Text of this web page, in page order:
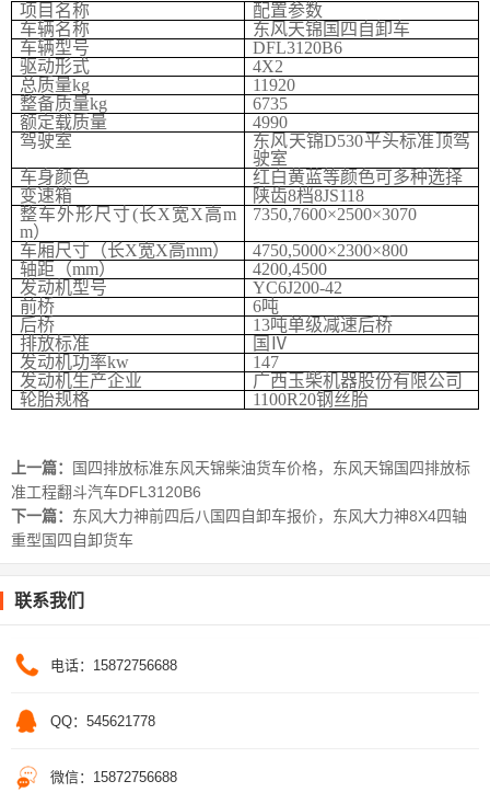
项目名称
配置参数
车辆名称
东风天锦国四自卸车
车辆型号
DFL3120B6
驱动形式
4X2
总质量kg
11920
整备质量kg
6735
额定载质量
4990
驾驶室
东风天锦D530平头标准顶驾
驶室
车身颜色
红白黄蓝等颜色可多种选择
变速箱
陕齿8档8JS118
整车外形尺寸(长X宽X高m
m）
7350,7600×2500×3070
车厢尺寸（长X宽X高mm）
4750,5000×2300×800
轴距（mm）
4200,4500
发动机型号
YC6J200-42
前桥
6吨
后桥
13吨单级减速后桥
排放标准
国Ⅳ
发动机功率kw
147
发动机生产企业
广西玉柴机器股份有限公司
轮胎规格
1100R20钢丝胎
上一篇：
国四排放标准东风天锦柴油货车价格，东风天锦国四排放标
准工程翻斗汽车DFL3120B6
下一篇： 东风大力神前四后八国四自卸车报价，东风大力神8X4四轴
重型国四自卸货车
联系我们
电话：15872756688
QQ：545621778
微信：15872756688